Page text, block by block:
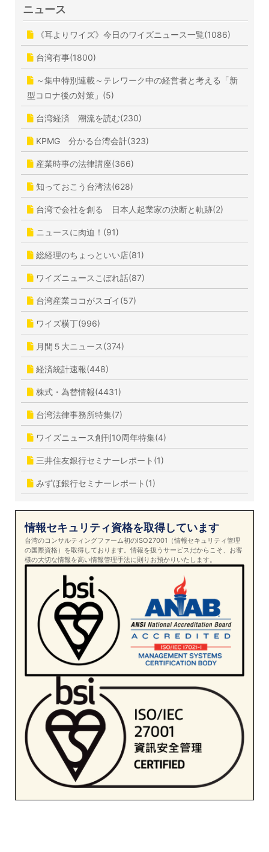
ニュース
《耳よりワイズ》今日のワイズニュース一覧(1086)
台湾有事(1800)
～集中特別連載～テレワーク中の経営者と考える「新
型コロナ後の対策」(5)
台湾経済 潮流を読む(230)
KPMG 分かる台湾会計(323)
産業時事の法律講座(366)
知っておこう台湾法(628)
台湾で会社を創る 日本人起業家の決断と軌跡(2)
ニュースに肉迫！(91)
総経理のちょっといい店(81)
ワイズニュースこぼれ話(87)
台湾産業ココがスゴイ(57)
ワイズ横丁(996)
月間５大ニュース(374)
経済統計速報(448)
株式・為替情報(4431)
台湾法律事務所特集(7)
ワイズニュース創刊10周年特集(4)
三井住友銀行セミナーレポート(1)
みずほ銀行セミナーレポート(1)
情報セキュリティ資格を取得しています
台湾のコンサルティングファーム初のISO27001（情報セキュリティ管理
の国際資格）を取得しております。情報を扱うサービスだからこそ、お客
様の大切な情報を高い情報管理手法に則りお預かりいたします。